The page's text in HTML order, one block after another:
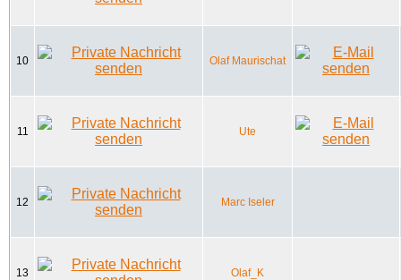
10 Olaf Maurischat
11 Ute
12 Marc Iseler
13 Olaf_K